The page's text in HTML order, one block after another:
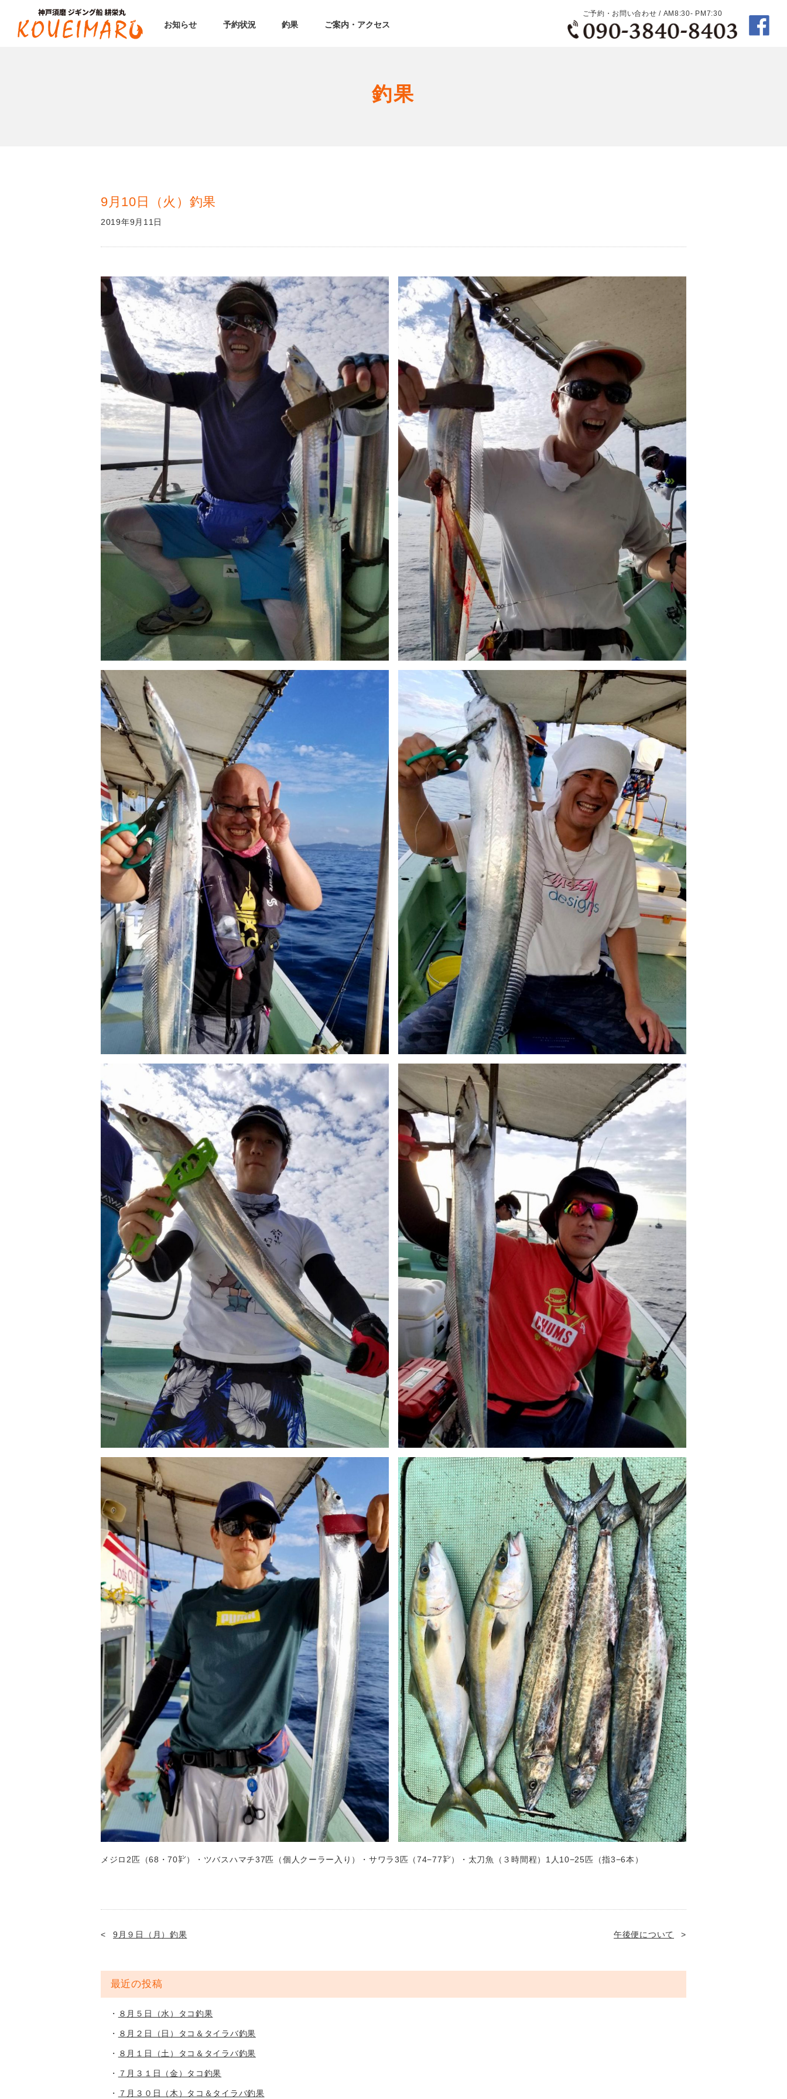
お知らせ 予約状況 釣果 ご案内・アクセス
ご予約・お問い合わせ / AM8:30- PM7:30
釣果
9月10日（火）釣果
2019年9月11日
メジロ2匹（68・70㌢）・ツバスハマチ37匹（個人クーラー入り）・サワラ3匹（74−77㌢）・太刀魚（３時間程）1人10−25匹（指3−6本）
9月９日（月）釣果 午後便について
最近の投稿
８月５日（水）タコ釣果
８月２日（日）タコ＆タイラバ釣果
８月１日（土）タコ＆タイラバ釣果
７月３１日（金）タコ釣果
７月３０日（木）タコ＆タイラバ釣果